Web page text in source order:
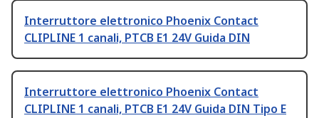
Interruttore elettronico Phoenix Contact
CLIPLINE 1 canali, PTCB E1 24V Guida DIN
Interruttore elettronico Phoenix Contact
CLIPLINE 1 canali, PTCB E1 24V Guida DIN Tipo E